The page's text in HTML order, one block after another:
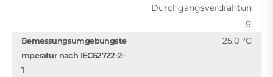
Durchgangsverdrahtun
g
Bemessungsumgebungste
mperatur nach IEC62722-2-
1
25.0 °C